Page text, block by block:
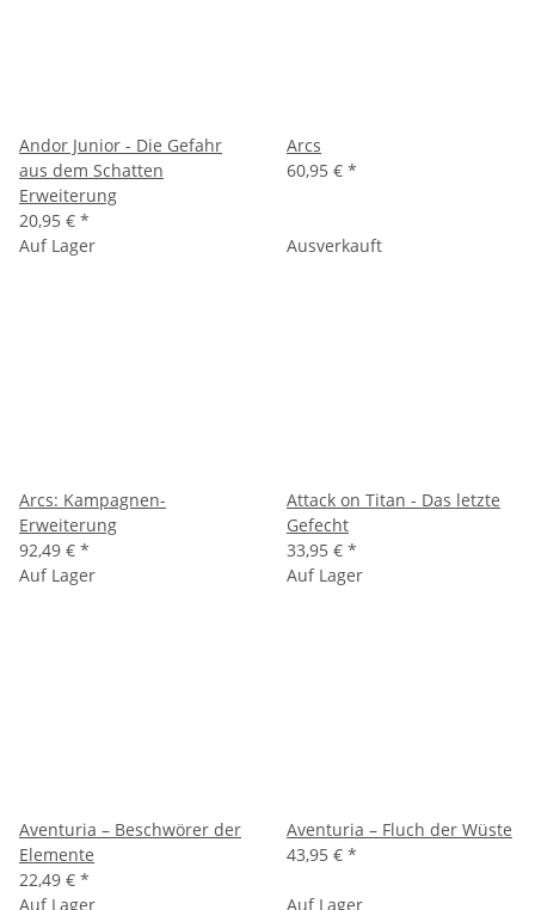
Andor Junior - Die Gefahr
aus dem Schatten
Erweiterung
20,95 € *
Arcs
60,95 € *
Auf Lager
Arcs: Kampagnen-
Erweiterung
92,49 € *
Ausverkauft
Attack on Titan - Das letzte
Gefecht
33,95 € *
Auf Lager
Aventuria – Beschwörer der
Elemente
22,49 € *
Auf Lager
Aventuria – Fluch der Wüste
43,95 € *
Auf Lager Auf Lager